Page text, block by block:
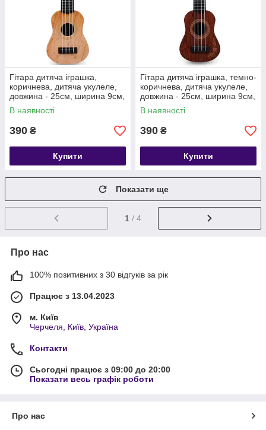
Гітара дитяча іграшка,
коричнева, дитяча укулеле,
довжина - 25см, ширина 9см,
пластик, 4 струни, унісекс, 3+
В наявності
390 ₴
Купити
Гітара дитяча іграшка, темно-
коричнева, дитяча укулеле,
довжина - 25см, ширина 9см,
пластик, 4 струни, унісекс, 3+
В наявності
390 ₴
Купити
Показати ще
1 / 4
Про нас
100% позитивних з 30 відгуків за рік
Працює з 13.04.2023
м. Київ
Черчеля, Київ, Україна
Контакти
Сьогодні працює з 09:00 до 20:00
Показати весь графік роботи
Про нас